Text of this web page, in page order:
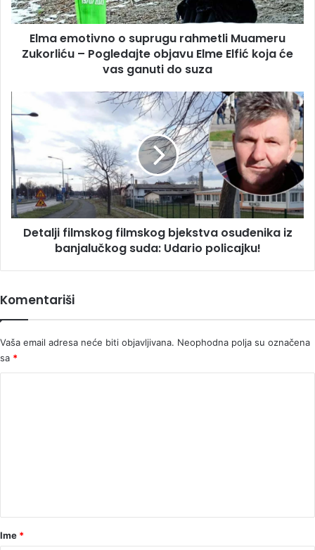
–
Pogledajte
objavu
Elme
će
vas
ganuti
do
suza
Elma emotivno o suprugu rahmetli Muameru
Zukorliću – Pogledajte objavu Elme Elfić koja će
vas ganuti do suza
filmskog
filmskog
bjekstva
osuđenika
iz
banjalučkog
suda:
Udario
policajku!
Detalji filmskog filmskog bjekstva osuđenika iz
banjalučkog suda: Udario policajku!
Komentariši
Vaša email adresa neće biti objavljivana. Neophodna polja su označena
sa *
rIme *